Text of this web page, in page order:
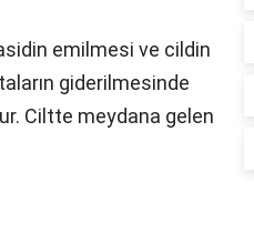
emilmesi ve cildin
giderilmesinde
Ciltte meydana gelen